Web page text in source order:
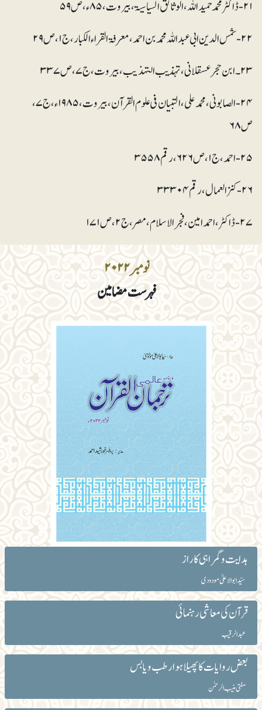
نومبر ۲۰۲۲
فہرست مضامین
ہدایت و گمراہی کا راز
سیّد ابوالاعلیٰ مودودی
قرآن کی معاشی رہنمائی
عبدالرقیب‎‎
بعض روایات کا پھیلا ہوا رطب ویابس
مفتی منیب الرحمٰن
۲۱- ڈاکٹر محمد حمید اللہ، الوثائق السیاسیۃ، بیروت، ۸۵ء، ص ۵۹
۲۲- شمس الدین ابی عبد اللہ محمد بن احمد، معرفۃ القراء الکبار، ج ۱، ص ۲۹
۲۳۔ ابن حجر عسقلانی، تہذیب التہذیب، بیروت، ج ۷، ص ۳۳۷
۲۴- الصابونی، محمد علی، التبیان فی علوم القرآن، بیروت، ۱۹۸۵ء، ج ۷،
ص ۶۸
۲۵- احمد، ج ۱، ص ۶۲۶، رقم ۳۵۵۸
۲۶- کنز العمال، رقم ۳۳۳۰۴
۲۷- ڈاکٹر، احمد امین، فجر الاسلام، مصر، ج ۲، ص ۱۷۱